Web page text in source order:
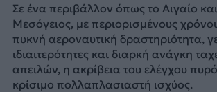
Σε ένα περιβάλλον όπως το Αιγαίο
Μεσόγειος, με περιορισμένους
πυκνή αεροναυτική δραστηριότητα,
ιδιαιτερότητες και διαρκή ανάγκη
απειλών, η ακρίβεια του ελέγχου
κρίσιμο πολλαπλασιαστή ισχύος.